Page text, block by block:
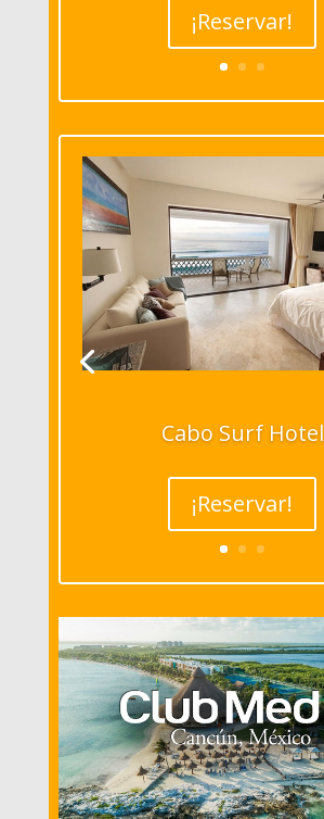
¡Reservar!
Cabo Surf Hotel
¡Reservar!